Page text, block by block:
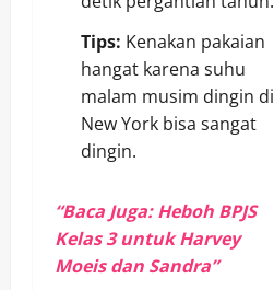
Tips: Kenakan pakaian
hangat karena suhu
malam musim dingin di
New York bisa sangat
dingin.
“Baca Juga: Heboh BPJS
Kelas 3 untuk Harvey
Moeis dan Sandra”